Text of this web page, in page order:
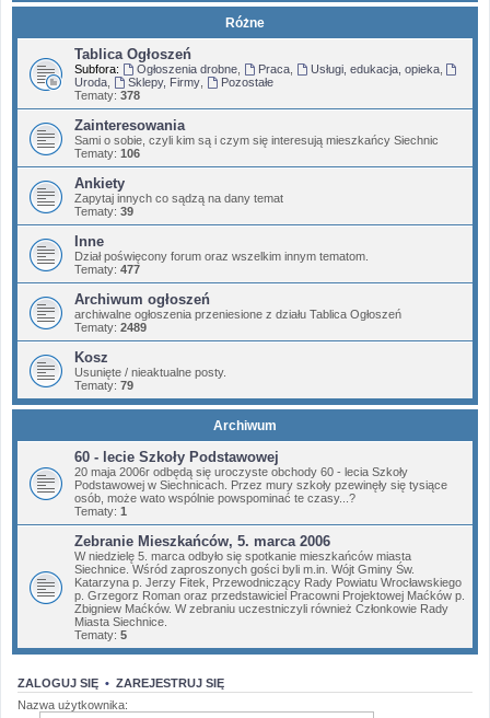
Różne
Tablica Ogłoszeń
Subfora: Ogłoszenia drobne, Praca, Usługi, edukacja, opieka,
Uroda
Sklepy, Firmy,
Pozostałe
Tematy: 378
Zainteresowania
Sami o sobie, czyli kim są i czym się interesują mieszkańcy Siechnic
Tematy: 106
Ankiety
Zapytaj innych co sądzą na dany temat
Tematy: 39
Inne
Dział poświęcony forum oraz wszelkim innym tematom.
Tematy: 477
Archiwum ogłoszeń
archiwalne ogłoszenia przeniesione z działu Tablica Ogłoszeń
Tematy: 2489
Kosz
Usunięte / nieaktualne posty.
Tematy: 79
Archiwum
60 - lecie Szkoły Podstawowej
20 maja 2006r odbędą się uroczyste obchody 60 - lecia Szkoły
Podstawowej w Siechnicach. Przez mury szkoły pzewinęły się tysiące
osób, może wato wspólnie powspominać te czasy...?
Tematy: 1
Zebranie Mieszkańców, 5. marca 2006
W niedzielę 5. marca odbyło się spotkanie mieszkańców miasta
Siechnice. Wśród zaproszonych gości byli m.in. Wójt Gminy Św.
Katarzyna p. Jerzy Fitek, Przewodniczący Rady Powiatu Wrocławskiego
p. Grzegorz Roman oraz przedstawiciel Pracowni Projektowej Maćków p.
Zbigniew Maćków. W zebraniu uczestniczyli również Członkowie Rady
Miasta Siechnice.
Tematy: 5
ZALOGUJ SIĘ • ZAREJESTRUJ SIĘ
Nazwa użytkownika: